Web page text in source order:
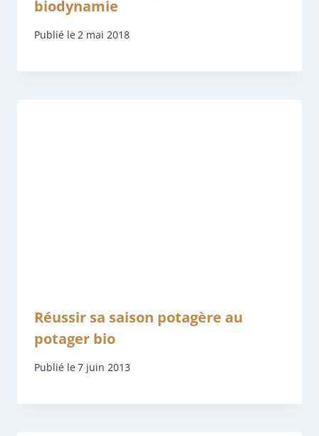
biodynamie
Publié le 2 mai 2018
Réussir sa saison potagère au
potager bio
Publié le7 juin 2013